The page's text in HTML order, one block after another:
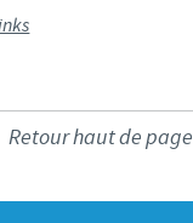
Retour haut de page